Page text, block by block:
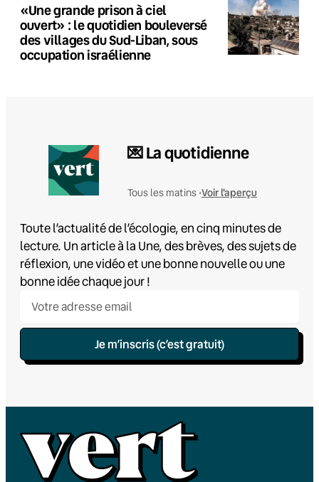
«Une grande prison à ciel
ouvert» : le quotidien bouleversé
des villages du Sud-Liban, sous
occupation israélienne
💌 La quotidienne
Tous les matins •Voir l'aperçu
Toute l’actualité de l’écologie, en cinq minutes de
lecture. Un article à la Une, des brèves, des sujets de
réflexion, une vidéo et une bonne nouvelle ou une
bonne idée chaque jour !
Je m’inscris (c’est gratuit)